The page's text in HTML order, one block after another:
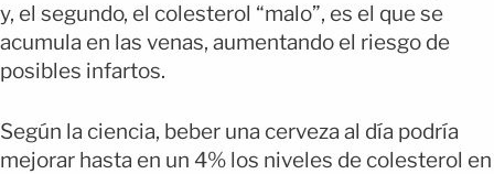
y, el segundo, el colesterol “malo”, es el que se
acumula en las venas, aumentando el riesgo de
posibles infartos.
Según la ciencia, beber una cerveza al día podría
mejorar hasta en un 4% los niveles de colesterol en